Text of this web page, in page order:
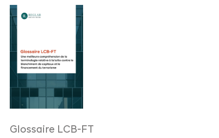
Glossaire LCB-FT